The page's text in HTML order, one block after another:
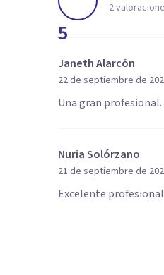
5
2
Janeth Alarcón
22 de septiembre de
Una gran profesional.
Nuria Solórzano
21 de septiembre de
Excelente